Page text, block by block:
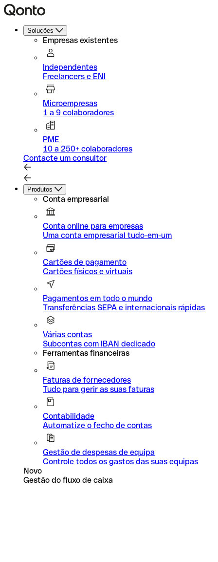
Soluções
Empresas existentes
Independentes
Freelancers e ENI
Microempresas
1 a 9 colaboradores
PME
10 a 250+ colaboradores
Contacte um consultor
Produtos
Conta empresarial
Conta online para empresas
Uma conta empresarial tudo-em-um
Cartões de pagamento
Cartões físicos e virtuais
Pagamentos em todo o mundo
Transferências SEPA e internacionais rápidas
Várias contas
Subcontas com IBAN dedicado
Ferramentas financeiras
Faturas de fornecedores
Tudo para gerir as suas faturas
Contabilidade
Automatize o fecho de contas
Gestão de despesas de equipa
Controle todos os gastos das suas equipas
Novo
Gestão do fluxo de caixa